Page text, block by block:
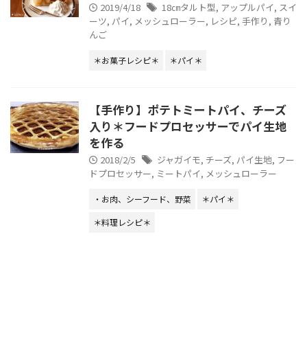
2019/4/18 18㎝タルト型, アップルパイ, スイ
ーツ, パイ, メッシュローラー, レシピ, 手作り , 青り
んご
＊お菓子レシピ＊ ＊パイ＊
【手作り】ポテトミートパイ、チーズ
入り＊フードプロセッサーでパイ生地
を作る
2018/2/5 ジャガイモ, チーズ, パイ生地, フー
ドプロセッサー, ミートパイ, メッシュローラー
・お肉、シーフード、野菜
＊パイ＊
＊料理レシピ＊